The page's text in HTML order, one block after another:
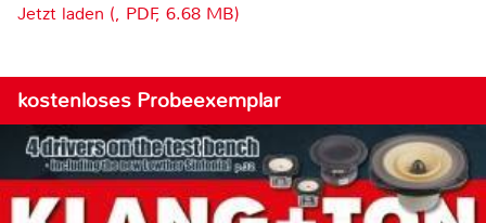
Jetzt laden (, PDF, 6.68 MB)
kostenloses Probeexemplar